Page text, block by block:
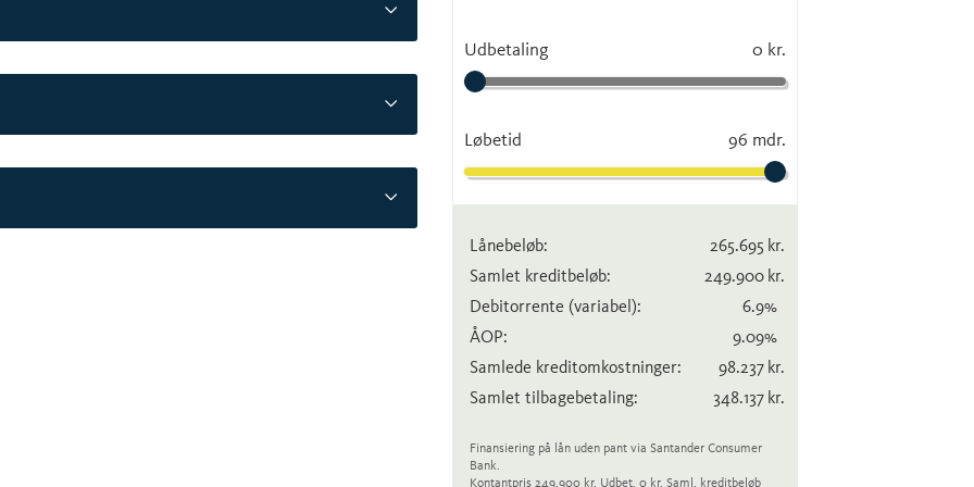
Udbetaling 0 kr.
Løbetid 96 mdr.
Lånebeløb: 265.695 kr.
Samlet kreditbeløb:
249.900 kr.
Debitorrente (variabel): 6.9%
ÅOP:
9.09%
Samlede kreditomkostninger:
98.237 kr.
Samlet tilbagebetaling:
348.137 kr.
Finansiering på lån uden pant via Santander Consumer
Bank.
Kontantpris 249.900 kr. Udbet. 0 kr. Saml. kreditbeløb